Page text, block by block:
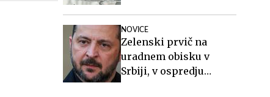
NOVICE
Zelenski prvič na
uradnem obisku v
Srbiji, v ospredju